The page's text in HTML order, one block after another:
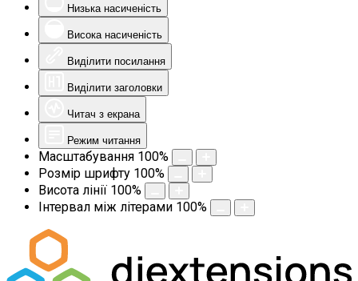
Низька насиченість
Висока насиченість
Виділити посилання
Виділити заголовки
Читач з екрана
Режим читання
Масштабування 100%
Розмір шрифту 100%
Висота лінії 100%
Інтервал між літерами 100%